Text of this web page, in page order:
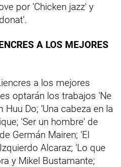
por 'Chicken jazz' y
A LOS MEJORES
a los mejores
optarán los trabajos 'Ne
Do; 'Una cabeza en la
'Ser un hombre' de
Germán Mairen; 'El
Alcaraz; 'Lo que
y Mikel Bustamante;